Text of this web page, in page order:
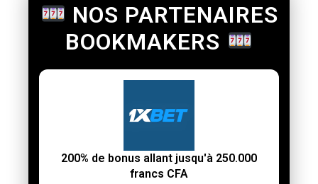
NOS PARTENAIRES
BOOKMAKERS
200% de bonus allant jusqu'à 250.000
francs CFA